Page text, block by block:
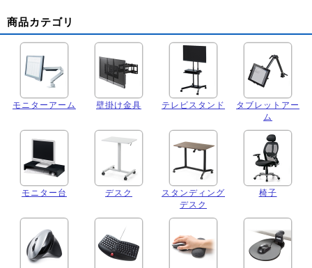
商品カテゴリ
モニターアーム 壁掛け金具 テレビスタンド
タブレットアー
ム
モニター台 デスク
スタンディング
デスク
椅子